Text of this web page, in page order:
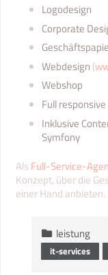
Logodesign
Corporate
Webdesign (
Webshop
Full responsive
Inklusive
Symfony
Als Full-Service-
Konzept, über die
einer Hand anbieten.
leistung
it-services